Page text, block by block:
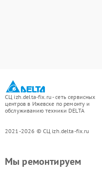
СЦ izh.delta-fix.ru - сеть сервисных
центров в Ижевске по ремонту и
обслуживанию техники DELTA
2021-2026 © СЦ izh.delta-fix.ru
Мы ремонтируем